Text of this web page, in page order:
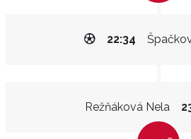
22:34
Režňáková Nela